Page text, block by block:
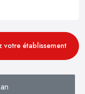
votre établissement